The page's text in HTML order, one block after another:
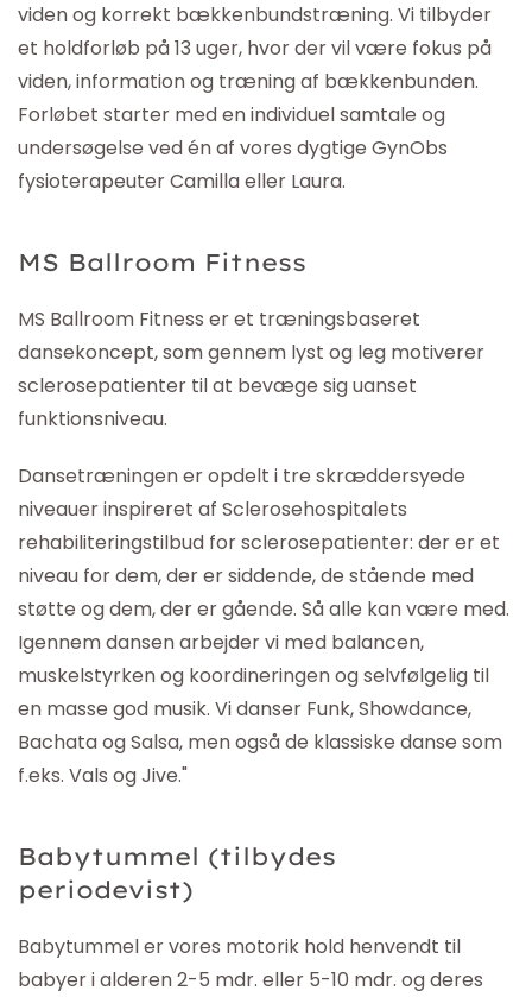
viden og korrekt bækkenbundstræning. Vi tilbyder
et holdforløb på 13 uger, hvor der vil være fokus på
viden, information og træning af bækkenbunden.
Forløbet starter med en individuel samtale og
undersøgelse ved én af vores dygtige GynObs
fysioterapeuter Camilla eller Laura.
MS Ballroom Fitness
MS Ballroom Fitness er et træningsbaseret
dansekoncept, som gennem lyst og leg motiverer
sclerosepatienter til at bevæge sig uanset
funktionsniveau.
Dansetræningen er opdelt i tre skræddersyede
niveauer inspireret af Sclerosehospitalets
rehabiliteringstilbud for sclerosepatienter: der er et
niveau for dem, der er siddende, de stående med
støtte og dem, der er gående. Så alle kan være med.
Igennem dansen arbejder vi med balancen,
muskelstyrken og koordineringen og selvfølgelig til
en masse god musik. Vi danser Funk, Showdance,
Bachata og Salsa, men også de klassiske danse som
f.eks. Vals og Jive."
Babytummel (tilbydes
periodevist)
Babytummel er vores motorik hold henvendt til
babyer i alderen 2-5 mdr. eller 5-10 mdr. og deres